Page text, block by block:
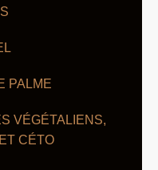
PALME
VÉGÉTALIENS,
CÉTO